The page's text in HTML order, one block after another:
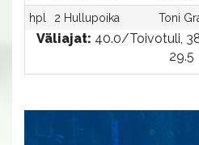
hpl
2 Hullupoika Toni
Väliajat: 40.0/Toivotuli,
29.5